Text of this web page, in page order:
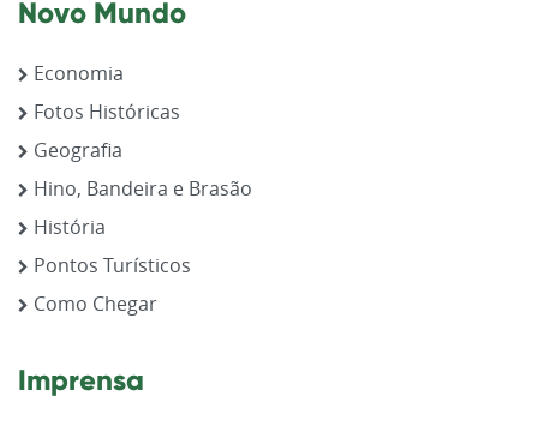
Novo Mundo
Economia
Fotos Históricas
Geografia
Hino, Bandeira e Brasão
História
Pontos Turísticos
Como Chegar
Imprensa